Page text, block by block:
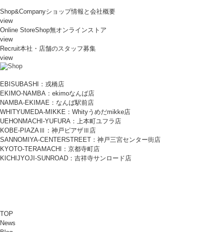
Shop&Companyショップ情報と会社概要
view
Online StoreShop無オンラインストア
view
Recruit本社・店舗のスタッフ募集
view
EBISUBASHI：戎橋店
EKIMO-NAMBA：ekimoなんば店
NAMBA-EKIMAE：なんば駅前店
WHITYUMEDA-MIKKE：Whityうめだmikke店
UEHONMACHI-YUFURA：上本町ユフラ店
KOBE-PIAZAⅢ：神戸ピアザⅢ店
SANNOMIYA-CENTERSTREET：神戸三宮センター街店
KYOTO-TERAMACHI：京都寺町店
KICHIJYOJI-SUNROAD：吉祥寺サンロード店
TOP
News